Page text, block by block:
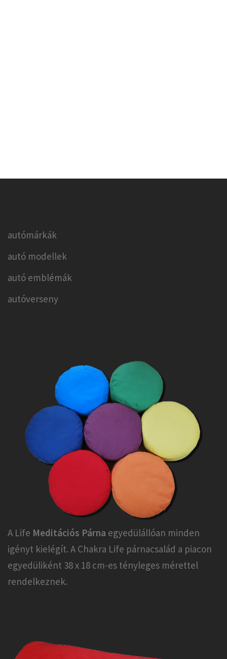
autómárkák
autó modellek
autó emblémák
autóverseny
A Life Meditációs Párna egyedülállóan minden
igényt kielégít. A Chakra Life párnacsalád a piacon
egyedüliként 38 x 18 cm-es tényleges mérettel
rendelkeznek.